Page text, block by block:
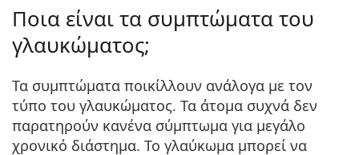
Ποια είναι τα συμπτώματα του
γλαυκώματος;
Τα συμπτώματα ποικίλλουν ανάλογα με τον
τύπο του γλαυκώματος. Τα άτομα συχνά δεν
παρατηρούν κανένα σύμπτωμα για μεγάλο
χρονικό διάστημα. Το γλαύκωμα μπορεί να